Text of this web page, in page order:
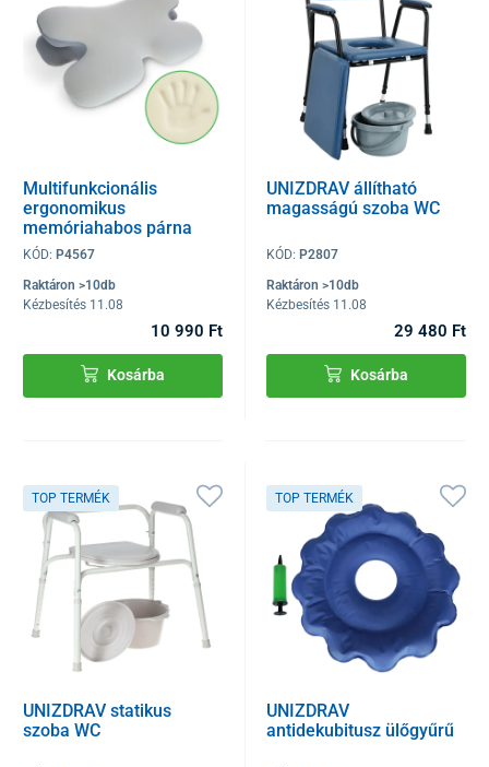
Multifunkcionális
ergonomikus
memóriahabos párna
SoftBalance
KÓD: P4567
Raktáron >10db
Kézbesítés 11.08
10 990 Ft
Kosárba
UNIZDRAV állítható
magasságú szoba WC
KÓD:P2807
Raktáron >10db
Kézbesítés 11.08
29 480 Ft
Kosárba
TOP TERMÉK
UNIZDRAV statikus
szoba WC
TOP TERMÉK
UNIZDRAV
antidekubitusz ülőgyűrű